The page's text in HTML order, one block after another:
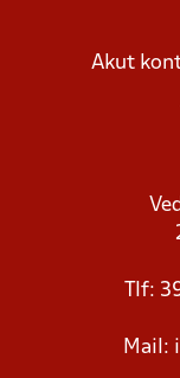
Akut
Tlf:
Mail: